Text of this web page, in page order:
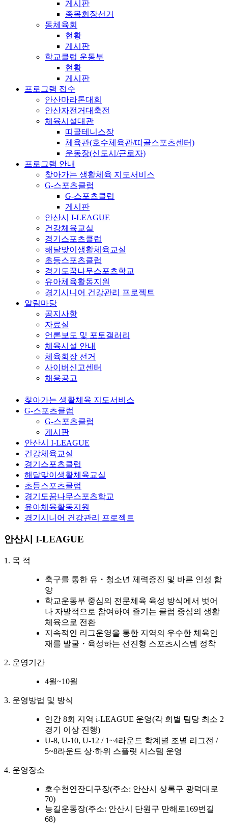
게시판
종목회장선거
동체육회
현황
게시판
학교클럽 운동부
현황
게시판
프로그램 접수
안산마라톤대회
안산자전거대축전
체육시설대관
띠골테니스장
체육관(호수체육관/띠골스포츠센터)
운동장(신도시/근로자)
프로그램 안내
찾아가는 생활체육 지도서비스
G-스포츠클럽
G-스포츠클럽
게시판
안산시 I-LEAGUE
건강체육교실
경기스포츠클럽
해달맞이생활체육교실
초등스포츠클럽
경기도꿈나무스포츠학교
유아체육활동지원
경기시니어 건강관리 프로젝트
알림마당
공지사항
자료실
언론보도 및 포토갤러리
체육시설 안내
체육회장 선거
사이버신고센터
채용공고
찾아가는 생활체육 지도서비스
G-스포츠클럽
G-스포츠클럽
게시판
안산시 I-LEAGUE
건강체육교실
경기스포츠클럽
해달맞이생활체육교실
초등스포츠클럽
경기도꿈나무스포츠학교
유아체육활동지원
경기시니어 건강관리 프로젝트
안산시 I-LEAGUE
1. 목 적
축구를 통한 유・청소년 체력증진 및 바른 인성 함
양
학교운동부 중심의 전문체육 육성 방식에서 벗어
나 자발적으로 참여하여 즐기는 클럽 중심의 생활
체육으로 전환
지속적인 리그운영을 통한 지역의 우수한 체육인
재를 발굴・육성하는 선진형 스포츠시스템 정착
2. 운영기간
4월~10월
3. 운영방법 및 방식
연간 8회 지역 i-LEAGUE 운영(각 회별 팀당 최소 2
경기 이상 진행)
U-8, U-10, U-12 / 1~4라운드 학계별 조별 리그전 /
5~8라운드 상·하위 스플릿 시스템 운영
4. 운영장소
호수천연잔디구장(주소: 안산시 상록구 광덕대로
70)
능길운동장(주소: 안산시 단원구 만해로169번길
68)